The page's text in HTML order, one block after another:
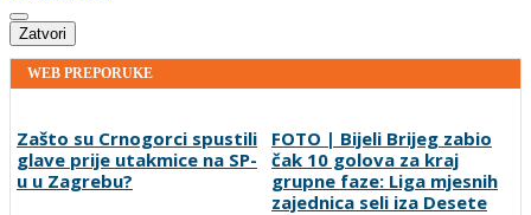
Zatvori
WEB PREPORUKE
Zašto su Crnogorci spustili
glave prije utakmice na SP-
u u Zagrebu?
FOTO | Bijeli Brijeg zabio
čak 10 golova za kraj
grupne faze: Liga mjesnih
zajednica seli iza Desete